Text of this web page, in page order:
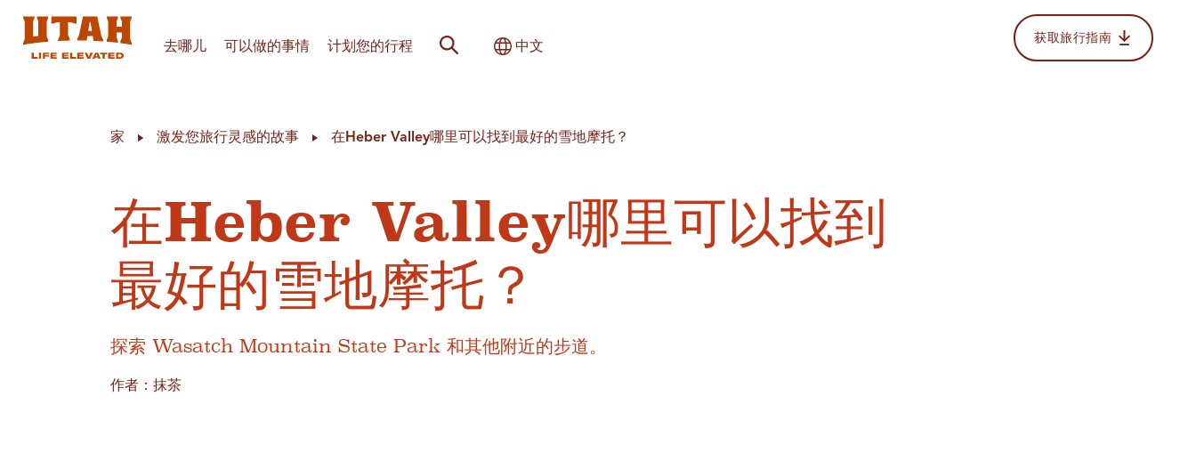
去哪儿 可以做的事情 计划您的行程 网站搜索切换国际
中文 获取旅行指南
家 激发您旅行灵感的故事 在Heber Valley哪里可以找到最好的雪地摩托？
在Heber Valley哪里可以找到
最好的雪地摩托？
探索 Wasatch Mountain State Park 和其他附近的步道。
作者：抹茶